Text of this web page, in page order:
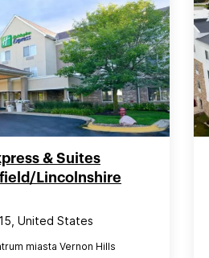
& Suites
Lincolnshire
United States
miasta Vernon Hills